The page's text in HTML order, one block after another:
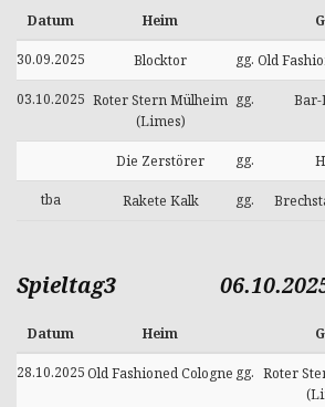
Datum Heim
30.09.2025 Blocktor gg. Old
03.10.2025 Roter Stern Mülheim
(Limes)
gg. Bar-
Die Zerstörer gg.
tba Rakete Kalk gg.
Spieltag3
Datum Heim
28.10.2025Old Fashioned Cologne gg. Roter